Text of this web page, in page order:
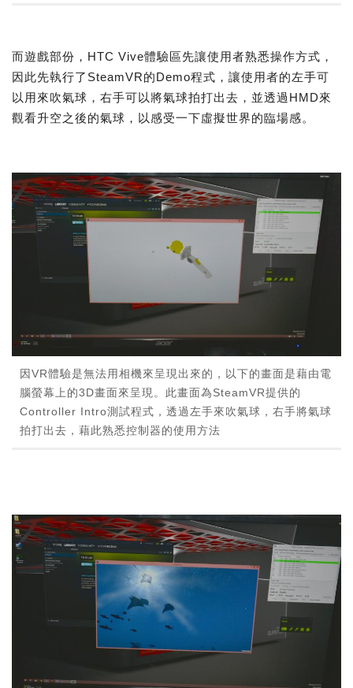
而遊戲部份，HTC Vive體驗區先讓使用者熟悉操作方式，
因此先執行了SteamVR的Demo程式，讓使用者的左手可
以用來吹氣球，右手可以將氣球拍打出去，並透過HMD來
觀看升空之後的氣球，以感受一下虛擬世界的臨場感。
因VR體驗是無法用相機來呈現出來的，以下的畫面是藉由電
腦螢幕上的3D畫面來呈現。此畫面為SteamVR提供的
Controller Intro測試程式，透過左手來吹氣球，右手將氣球
拍打出去，藉此熟悉控制器的使用方法